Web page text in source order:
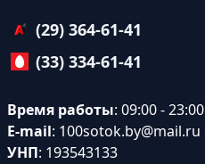
(29) 364-61-41
(33) 334-61-41
Время работы: 09:00 - 23:00
E-mail: 100sotok.by@mail.ru
УНП: 193543133